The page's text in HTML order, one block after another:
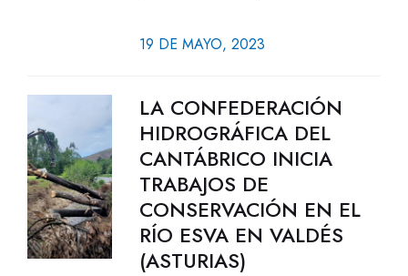
19 DE MAYO, 2023
LA CONFEDERACIÓN
HIDROGRÁFICA DEL
CANTÁBRICO INICIA
TRABAJOS DE
CONSERVACIÓN EN EL
RÍO ESVA EN VALDÉS
(ASTURIAS)